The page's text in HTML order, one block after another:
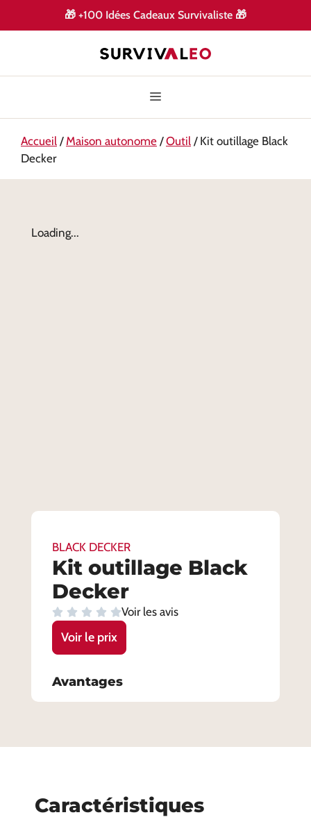
🎁 +100 Idées Cadeaux Survivaliste 🎁
Accueil /Maison autonome /Outil / Kit outillage Black
Decker
Loading...
BLACK DECKER
Kit outillage Black
Decker
Voir les avis
Voir le prix
Avantages
Caractéristiques